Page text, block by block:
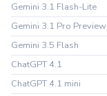
Gemini 3.1 Flash-Lite
Gemini 3.1 Pro Preview
Gemini 3.5 Flash
ChatGPT 4.1
ChatGPT 4.1 mini